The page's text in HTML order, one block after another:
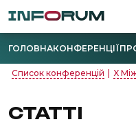
ГОЛОВНАКОНФЕРЕНЦІЇ
Список конференцій X
СТАТТІ